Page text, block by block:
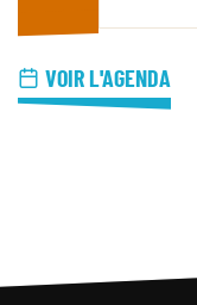
VOIR L'AGENDA